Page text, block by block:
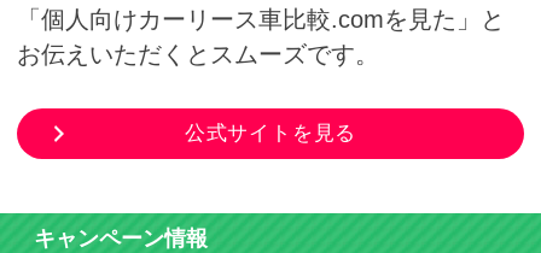
「個人向けカーリース車比較.comを見た」と
お伝えいただくとスムーズです。
公式サイトを見る
キャンペーン情報